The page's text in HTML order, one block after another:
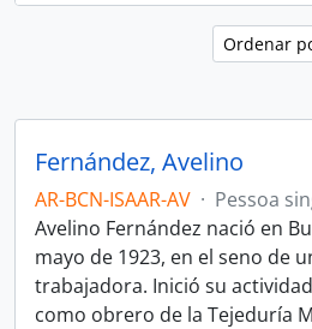
Ordenar
Fernández, Avelino
AR-BCN-ISAAR-AV · Pessoa
Avelino Fernández nació en
mayo de 1923, en el seno de
trabajadora. Inició su
como obrero de la Tejeduría